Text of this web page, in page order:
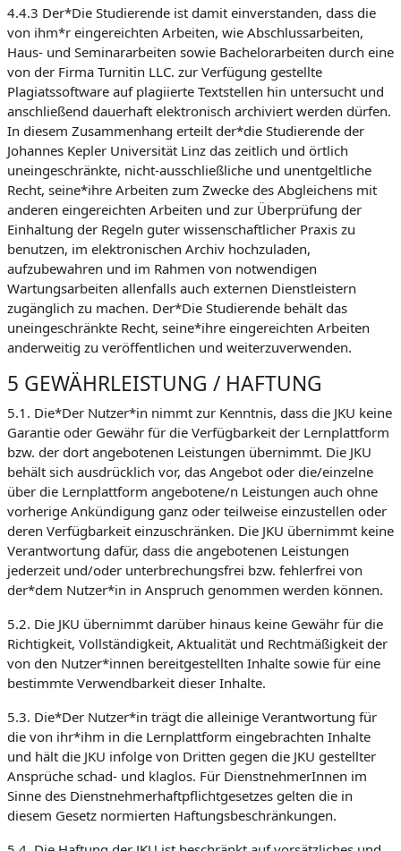
4.4.3 Der*Die Studierende ist damit einverstanden, dass die
von ihm*r eingereichten Arbeiten, wie Abschlussarbeiten,
Haus- und Seminararbeiten sowie Bachelorarbeiten durch eine
von der Firma Turnitin LLC. zur Verfügung gestellte
Plagiatssoftware auf plagiierte Textstellen hin untersucht und
anschließend dauerhaft elektronisch archiviert werden dürfen.
In diesem Zusammenhang erteilt der*die Studierende der
Johannes Kepler Universität Linz das zeitlich und örtlich
uneingeschränkte, nicht-ausschließliche und unentgeltliche
Recht, seine*ihre Arbeiten zum Zwecke des Abgleichens mit
anderen eingereichten Arbeiten und zur Überprüfung der
Einhaltung der Regeln guter wissenschaftlicher Praxis zu
benutzen, im elektronischen Archiv hochzuladen,
aufzubewahren und im Rahmen von notwendigen
Wartungsarbeiten allenfalls auch externen Dienstleistern
zugänglich zu machen. Der*Die Studierende behält das
uneingeschränkte Recht, seine*ihre eingereichten Arbeiten
anderweitig zu veröffentlichen und weiterzuverwenden.
5 GEWÄHRLEISTUNG / HAFTUNG
5.1. Die*Der Nutzer*in nimmt zur Kenntnis, dass die JKU keine
Garantie oder Gewähr für die Verfügbarkeit der Lernplattform
bzw. der dort angebotenen Leistungen übernimmt. Die JKU
behält sich ausdrücklich vor, das Angebot oder die/einzelne
über die Lernplattform angebotene/n Leistungen auch ohne
vorherige Ankündigung ganz oder teilweise einzustellen oder
deren Verfügbarkeit einzuschränken. Die JKU übernimmt keine
Verantwortung dafür, dass die angebotenen Leistungen
jederzeit und/oder unterbrechungsfrei bzw. fehlerfrei von
der*dem Nutzer*in in Anspruch genommen werden können.
5.2. Die JKU übernimmt darüber hinaus keine Gewähr für die
Richtigkeit, Vollständigkeit, Aktualität und Rechtmäßigkeit der
von den Nutzer*innen bereitgestellten Inhalte sowie für eine
bestimmte Verwendbarkeit dieser Inhalte.
5.3. Die*Der Nutzer*in trägt die alleinige Verantwortung für
die von ihr*ihm in die Lernplattform eingebrachten Inhalte
und hält die JKU infolge von Dritten gegen die JKU gestellter
Ansprüche schad- und klaglos. Für DienstnehmerInnen im
Sinne des Dienstnehmerhaftpflichtgesetzes gelten die in
diesem Gesetz normierten Haftungsbeschränkungen.